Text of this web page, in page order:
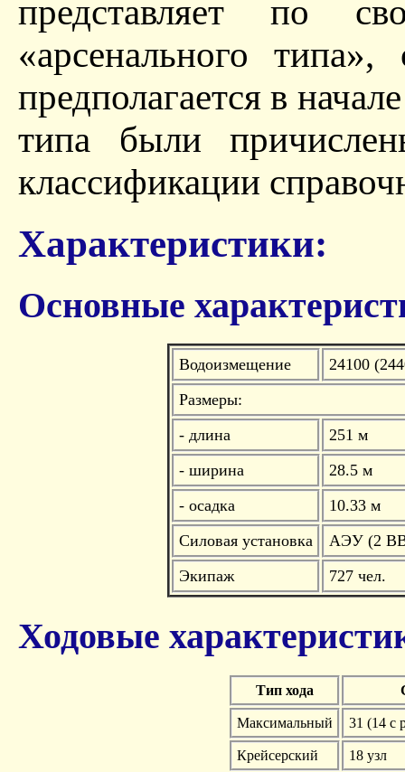
представляет по
«арсенального типа»,
предполагается в
типа были
классификации
Характеристики:
Основные
Водоизмещение
24100
Размеры:
- длина
251 м
- ширина
28.5 м
- осадка
10.33 м
Силовая установка
АЭУ (2
Экипаж
727 чел.
Ходовые
Тип хода
Максимальный 31 (14 с
Крейсерский 18 узл